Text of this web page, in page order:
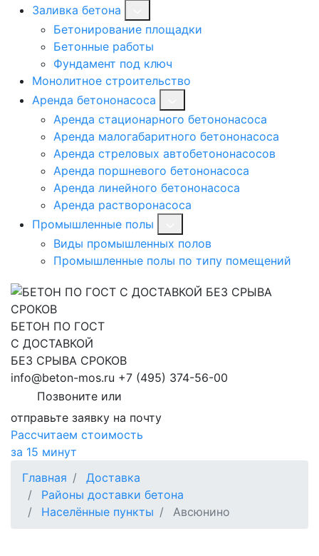
Заливка бетона
Бетонирование площадки
Бетонные работы
Фундамент под ключ
Монолитное строительство
Аренда бетононасоса
Аренда стационарного бетононасоса
Аренда малогабаритного бетононасоса
Аренда стреловых автобетононасосов
Аренда поршневого бетононасоса
Аренда линейного бетононасоса
Аренда растворонасоса
Промышленные полы
Виды промышленных полов
Промышленные полы по типу помещений
БЕТОН ПО ГОСТ
С ДОСТАВКОЙ
БЕЗ СРЫВА СРОКОВ
info@beton-mos.ru +7 (495) 374-56-00
Позвоните или
отправьте заявку на почту
Рассчитаем стоимость
за 15 минут
Главная
Доставка
Районы доставки бетона
Населённые пункты
Авсюнино